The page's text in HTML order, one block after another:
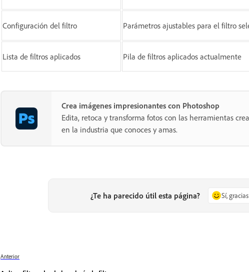
Configuración del filtro Parámetros ajustables para el filtro
Lista de filtros aplicados Pila de filtros aplicados actualmente
Crea imágenes impresionantes con Photoshop
Edita, retoca y transforma fotos con las herramientas
en la industria que conoces y amas.
¿Te ha parecido útil esta página? Sí, gracias
Anterior